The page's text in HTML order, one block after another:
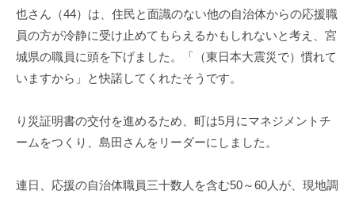
也さん（44）は、住民と面識のない他の自治体からの応援職
員の方が冷静に受け止めてもらえるかもしれないと考え、宮
城県の職員に頭を下げました。「（東日本大震災で）慣れて
いますから」と快諾してくれたそうです。
り災証明書の交付を進めるため、町は5月にマネジメントチ
ームをつくり、島田さんをリーダーにしました。
連日、応援の自治体職員三十数人を含む50～60人が、現地調